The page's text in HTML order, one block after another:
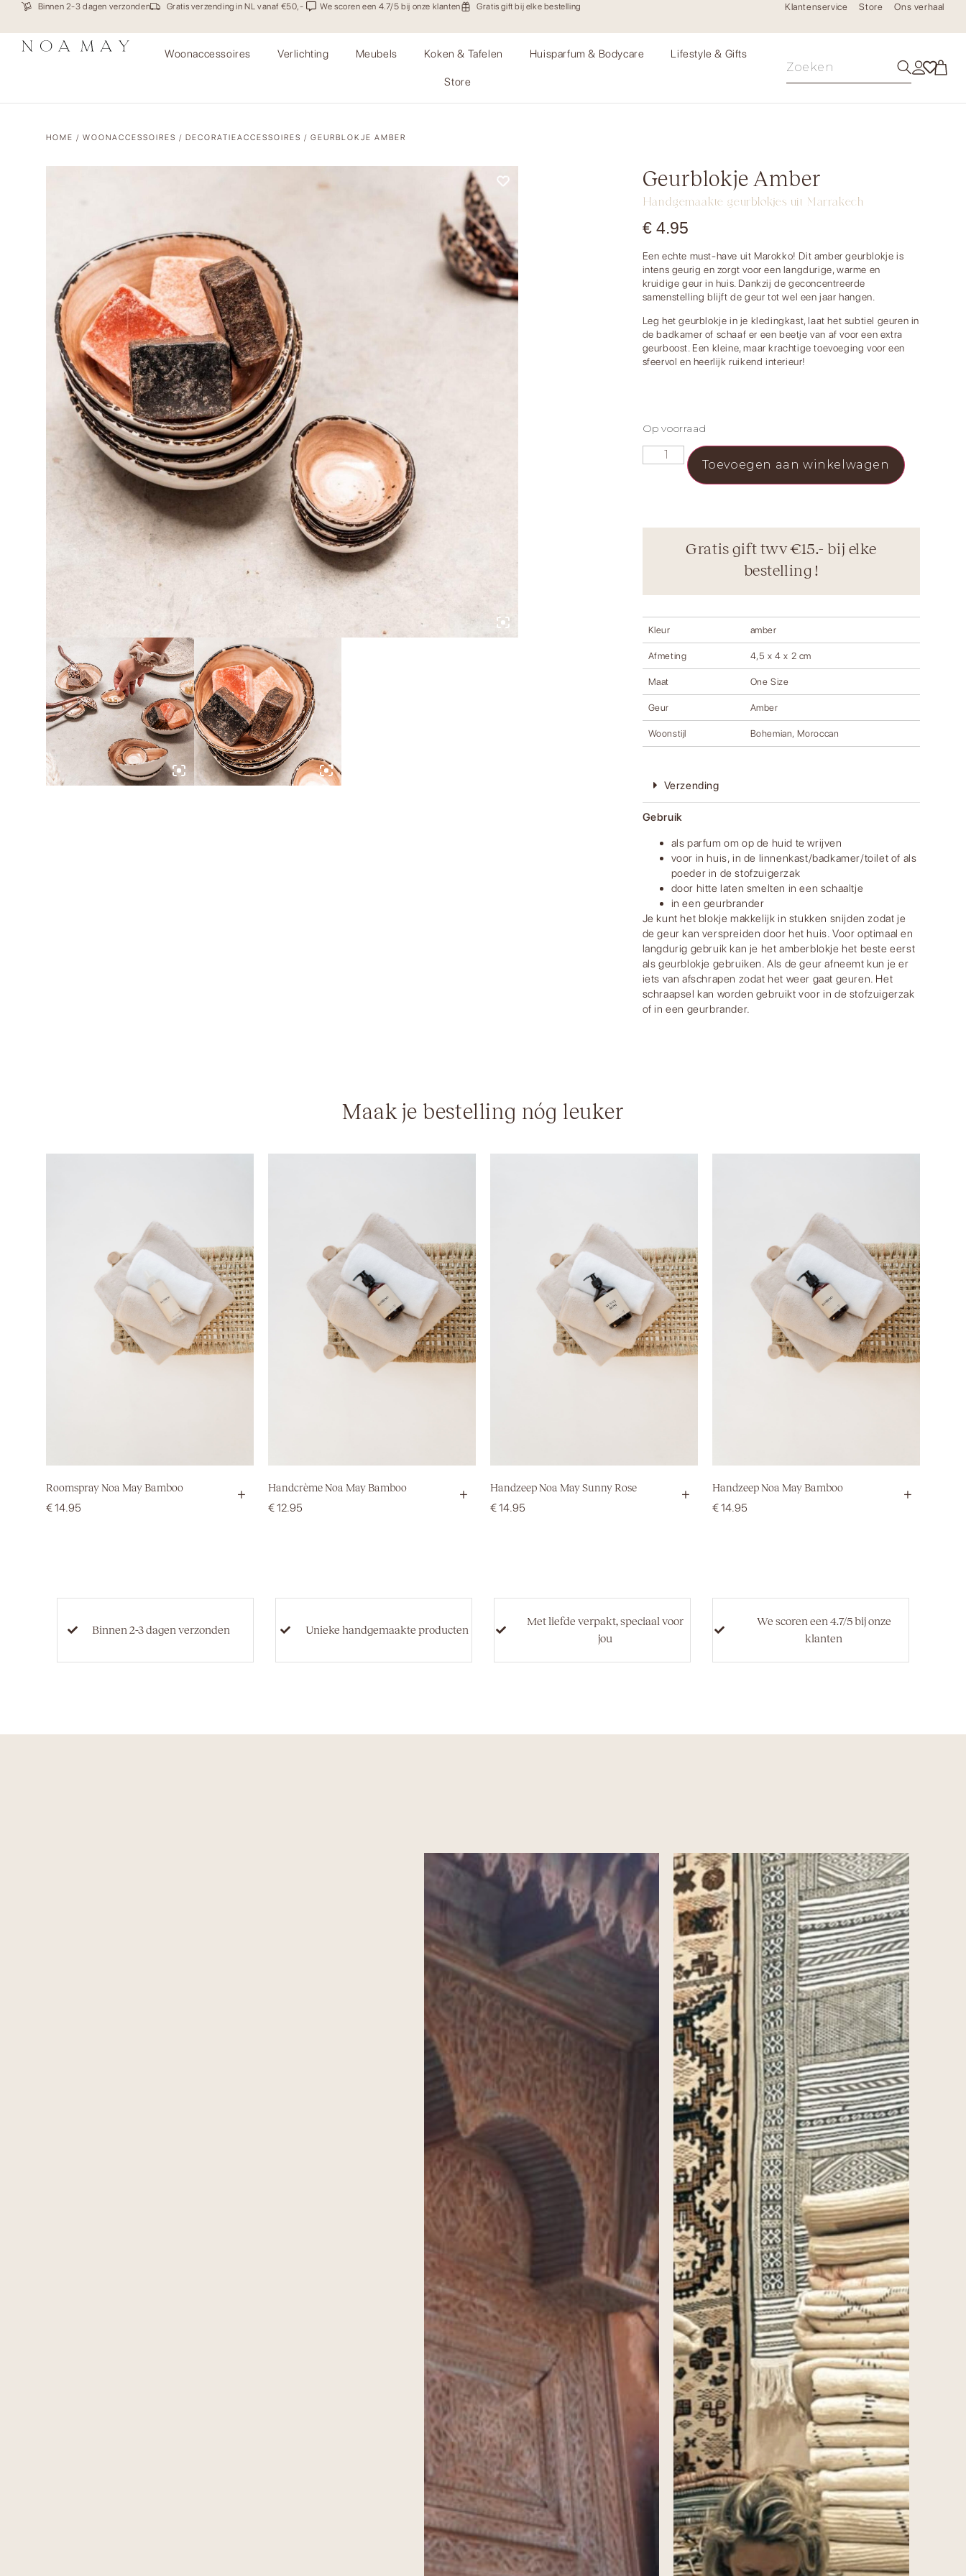
Binnen 2-3 dagen verzonden Gratis verzending in NL vanaf €50,- We scoren een 4.7/5 bij onze klanten Gratis gift bij elke bestelling Klantenservice Store Ons verhaal
Woonaccessoires Verlichting Meubels Koken & Tafelen Huisparfum & Bodycare Lifestyle & Gifts
Store
HOME / WOONACCESSOIRES / DECORATIEACCESSOIRES / GEURBLOKJE AMBER
Geurblokje Amber
Handgemaakte geurblokjes uit Marrakech
€4.95
Een echte must-have uit Marokko! Dit amber geurblokje is
intens geurig en zorgt voor een langdurige, warme en
kruidige geur in huis. Dankzij de geconcentreerde
samenstelling blijft de geur tot wel een jaar hangen.
Leg het geurblokje in je kledingkast, laat het subtiel geuren in
de badkamer of schaaf er een beetje van af voor een extra
geurboost. Een kleine, maar krachtige toevoeging voor een
sfeervol en heerlijk ruikend interieur!
Op voorraad
Toevoegen aan winkelwagen
Gratis gift twv €15.- bij elke
bestelling !
Kleur amber
Afmeting 4,5 x 4 x 2 cm
Maat One Size
Geur Amber
Woonstijl Bohemian, Moroccan
Verzending
Gebruik
als parfum om op de huid te wrijven
voor in huis, in de linnenkast/badkamer/toilet of als
poeder in de stofzuigerzak
door hitte laten smelten in een schaaltje
in een geurbrander
Je kunt het blokje makkelijk in stukken snijden zodat je
de geur kan verspreiden door het huis. Voor optimaal en
langdurig gebruik kan je het amberblokje het beste eerst
als geurblokje gebruiken. Als de geur afneemt kun je er
iets van afschrapen zodat het weer gaat geuren. Het
schraapsel kan worden gebruikt voor in de stofzuigerzak
of in een geurbrander.
Maak je bestelling nóg leuker
Roomspray Noa May Bamboo
€14.95
+ Handcrème Noa May Bamboo
€12.95
+ Handzeep Noa May Sunny Rose
€14.95
+ Handzeep Noa May Bamboo
€14.95
+
Binnen 2-3 dagen verzonden Unieke handgemaakte producten
Met liefde verpakt, speciaal voor
jou
We scoren een 4.7/5 bij onze
klanten